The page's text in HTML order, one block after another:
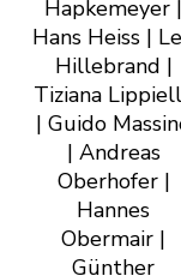
Hapkemeyer |
Hans Heiss |
Hillebrand |
Tiziana
| Guido
| Andreas
Oberhofer |
Hannes
Obermair |
Günther